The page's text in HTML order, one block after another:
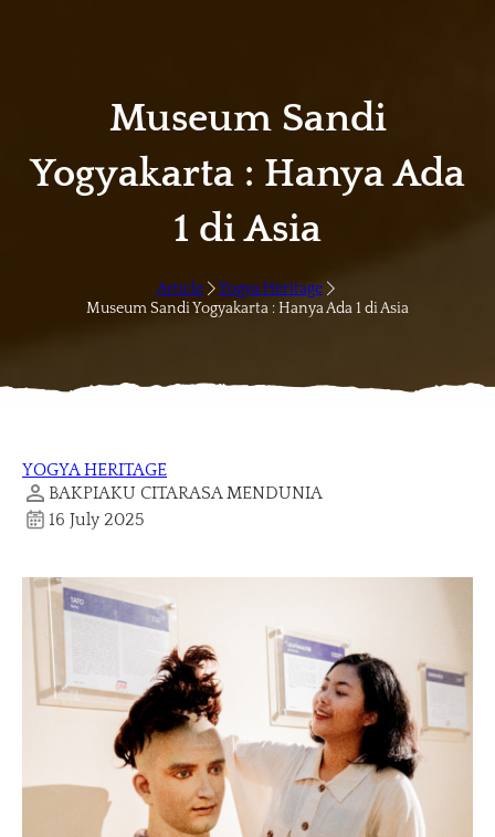
Museum Sandi
Yogyakarta : Hanya Ada
1 di Asia
Article
Yogya Heritage
Museum Sandi Yogyakarta : Hanya Ada 1 di Asia
YOGYA HERITAGE
BAKPIAKU CITARASA MENDUNIA
16 July 2025